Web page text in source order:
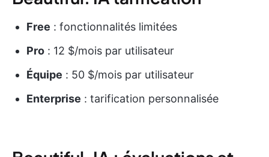
Free : fonctionnalités limitées
Pro : 12 $/mois par utilisateur
Équipe : 50 $/mois par utilisateur
Enterprise : tarification personnalisée